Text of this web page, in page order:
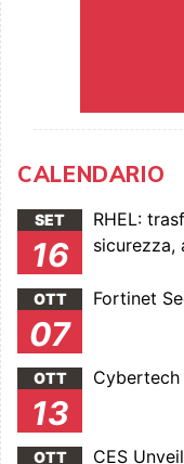
CALENDARIO
SET
16
RHEL:
sicurezza,
OTT
07
Fortinet
OTT
13
OTT CES